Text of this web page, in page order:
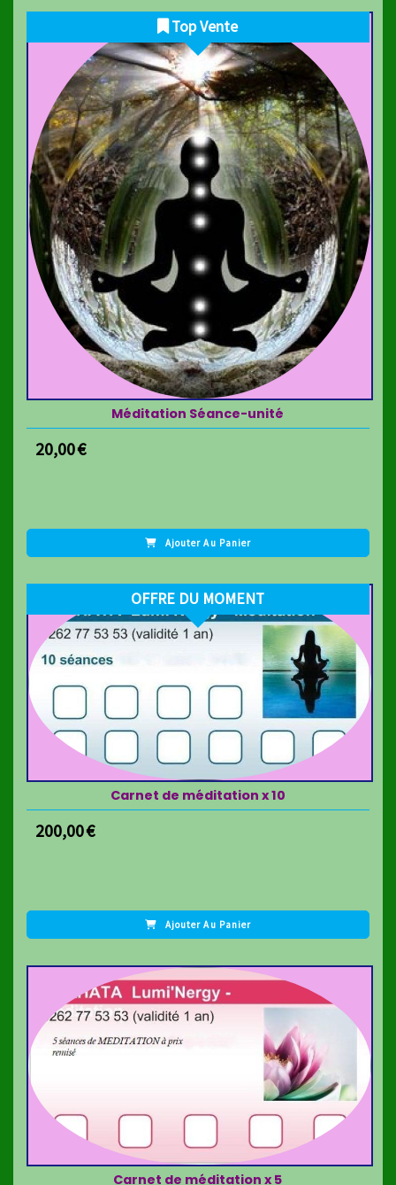
Top Vente
Méditation Séance-unité
20,00€
Ajouter Au Panier
OFFRE DU MOMENT
Carnet de méditation x 10
200,00€
Ajouter Au Panier
Carnet de méditation x 5